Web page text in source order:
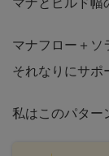
マナフロー＋ソ
それなりにサポ
私はこのパター